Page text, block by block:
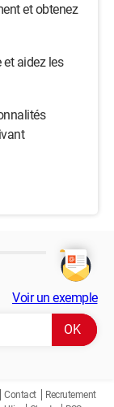
et obtenez
et aidez les
Voir un exemple
Contact
Recrutement